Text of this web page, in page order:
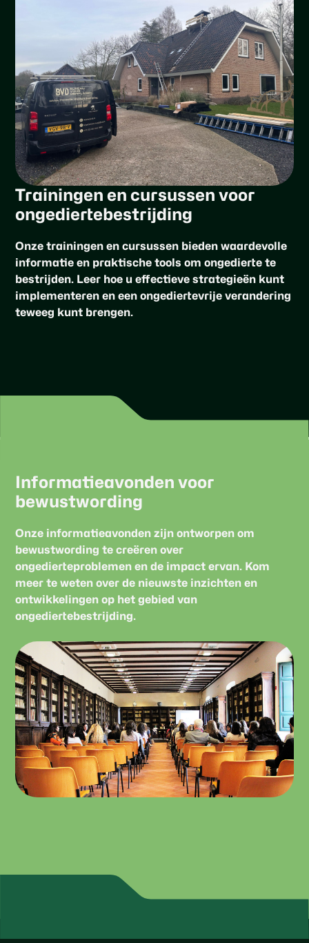
Trainingen en cursussen voor
ongediertebestrijding
Onze trainingen en cursussen bieden waardevolle
informatie en praktische tools om ongedierte te
bestrijden. Leer hoe u effectieve strategieën kunt
implementeren en een ongediertevrije verandering
teweeg kunt brengen.
Informatieavonden voor
bewustwording
Onze informatieavonden zijn ontworpen om
bewustwording te creëren over
ongedierteproblemen en de impact ervan. Kom
meer te weten over de nieuwste inzichten en
ontwikkelingen op het gebied van
ongediertebestrijding.